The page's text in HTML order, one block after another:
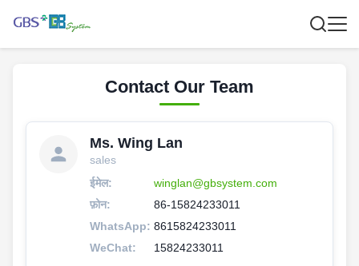
Contact Our Team
Ms. Wing Lan
sales
ईमेल:
winglan@gbsystem.com
फ़ोन:
86-15824233011
WhatsApp: 8615824233011
WeChat:
15824233011